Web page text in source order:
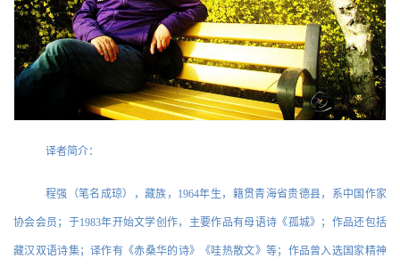
译者简介：
程强（笔名成琼），藏族，1964年生，籍贯青海省贵德县，系中国作家
协会会员；于1983年开始文学创作，主要作品有母语诗《孤城》；作品还包括
藏汉双语诗集；译作有《赤桑华的诗》《哇热散文》等；作品曾入选国家精神